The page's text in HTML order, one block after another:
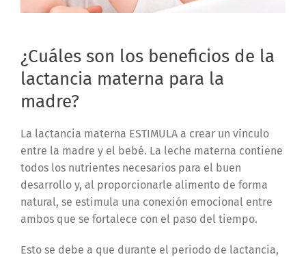
¿Cuáles son los beneficios de la
lactancia materna para la
madre?
La lactancia materna ESTIMULA a crear un vínculo
entre la madre y el bebé. La leche materna contiene
todos los nutrientes necesarios para el buen
desarrollo y, al proporcionarle alimento de forma
natural, se estimula una conexión emocional entre
ambos que se fortalece con el paso del tiempo.
Esto se debe a que durante el periodo de lactancia,